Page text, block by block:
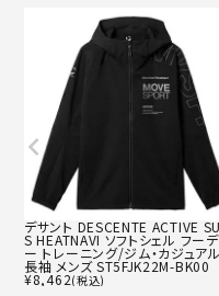
デサント DESCENTE ACTIVE
S HEATNAVI ソフトシェル フーデ
ー トレーニング/ジム・カジュアル
長袖 メンズ ST5FJK22M-BK00
¥8,462(税込)